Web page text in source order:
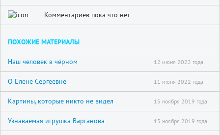
Комментариев пока что нет
ПОХОЖИЕ МАТЕРИАЛЫ
Наш человек в чёрном 12 июня 2022 года
О Елене Сергеевне 11 июня 2022 года
Картины, которые никто не видел 15 ноября 2019 года
Узнаваемая игрушка Варганова 15 ноября 2019 года